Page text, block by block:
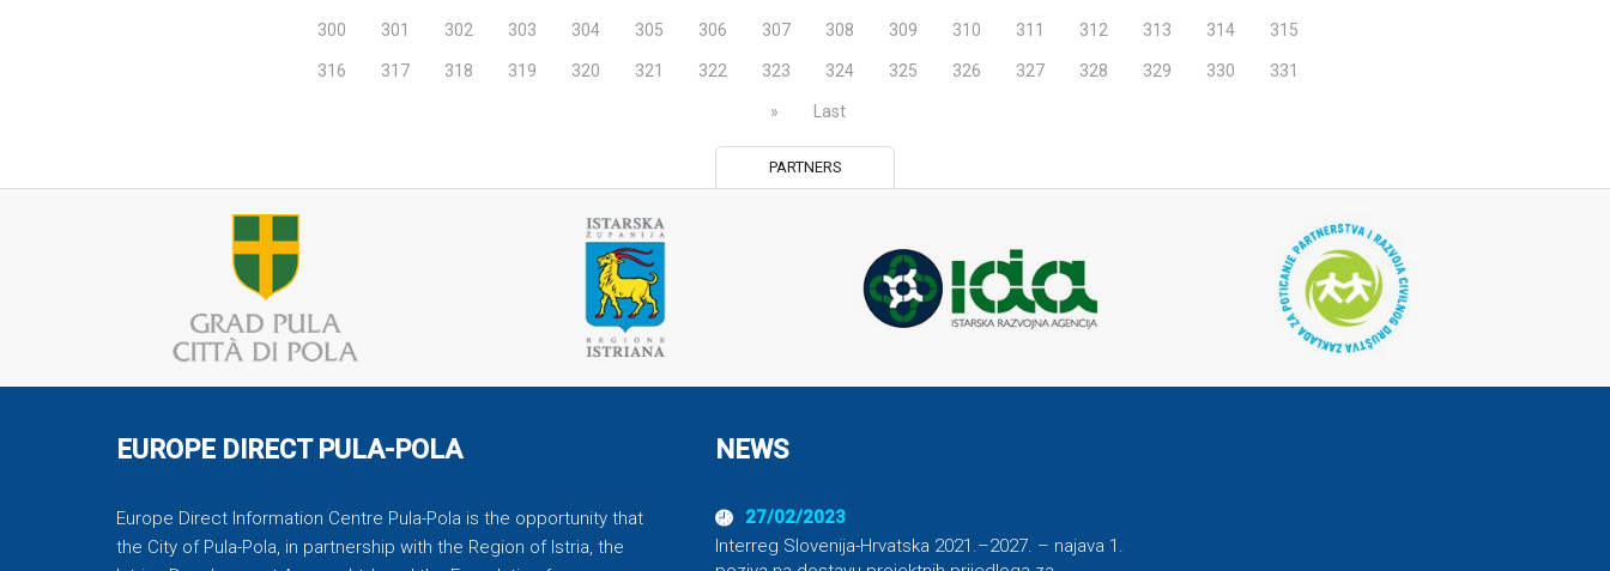
300 301 302 303 304 305 306 307 308 309 310 311 312 313 314 315
316 317 318 319 320 321 322 323 324 325 326 327 328 329 330 331
» Last
PARTNERS
EUROPE DIRECT PULA-POLA
Europe Direct Information Centre Pula-Pola is the opportunity that
the City of Pula-Pola, in partnership with the Region of Istria, the
NEWS
27/02/2023
Interreg Slovenija-Hrvatska 2021.–2027. – najava 1.